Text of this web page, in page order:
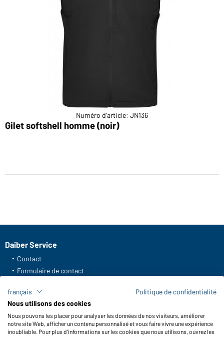
Numéro d'article: JN136
Gilet softshell homme (noir)
Daiber Service
Contact
Formulaire de contact
FAQ / Manuel d' utilisation
Vérifier le stock
Reporting system according to whistleblower protection act
français
Politique de confidentialité
Nous utilisons des cookies
Nous pouvons les placer pour analyser les données de nos visiteurs, améliorer
notre site Web, afficher un contenu personnalisé et vous faire vivre une expérience
inoubliable. Pour plus d'informations sur les cookies que nous utilisons, ouvrez les